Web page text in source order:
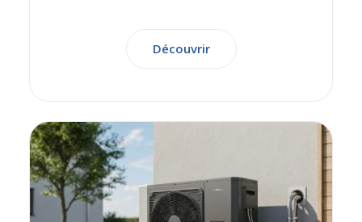
Découvrir